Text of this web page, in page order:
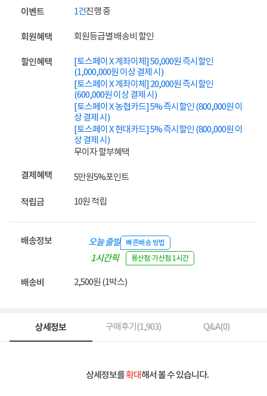
이벤트 1건진행 중
회원혜택 회원등급별 배송비 할인
할인혜택
[토스페이 X 계좌이체] 50,000원 즉시할인
(1,000,000원 이상 결제 시)
[토스페이 X 계좌이체] 20,000원 즉시할인
(600,000원 이상 결제 시)
[토스페이 X 농협카드] 5% 즉시할인 (800,000원 이
상 결제 시)
[토스페이 X 현대카드] 5% 즉시할인 (800,000원 이
상 결제 시)
무이자 할부혜택
결제혜택 5만원5%포인트
적립금 10원 적립
배송정보 오늘 출발 빠른배송 방법
1시간픽
용산점·가산점 1시간
배송비 2,500원 (1박스)
상세정보 구매후기(1,903) Q&A(0)
상세정보를확대해서 볼 수 있습니다.